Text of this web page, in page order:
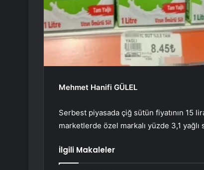
Mehmet Hanifi GÜLEL
Serbest piyasada çiğ sütün fiyatının 15
marketlerde özel markalı yüzde 3,1
İlgili Makaleler